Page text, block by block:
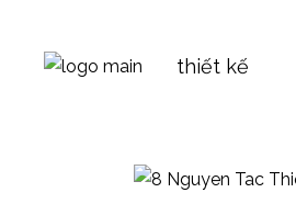
content
thiết kế